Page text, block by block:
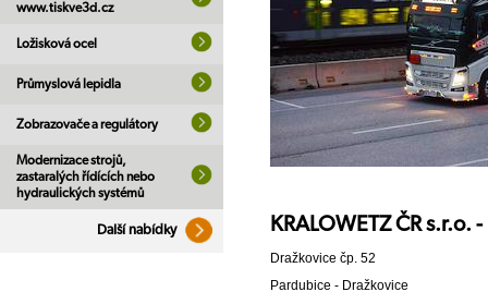
www.tiskve3d.cz
Ložisková ocel
Průmyslová lepidla
Zobrazovače a regulátory
Modernizace strojů,
zastaralých řídících nebo
hydraulických systémů
Další nabídky KRALOWETZ ČR
Dražkovice čp. 52
Pardubice - Dražkovice